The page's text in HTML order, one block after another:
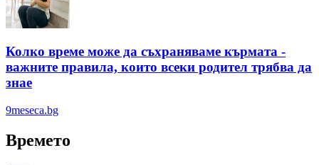
Колко време може да съхраняваме кърмата -
важните правила, които всеки родител трябва да
знае
9meseca.bg
Времето